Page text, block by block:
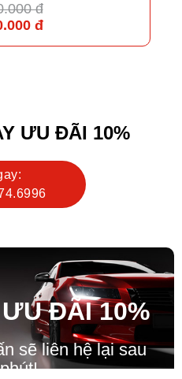
đ
đ
ƯU ĐÃI 10%
ƯU ĐÃI10%
sẽ liên hệ lại sau